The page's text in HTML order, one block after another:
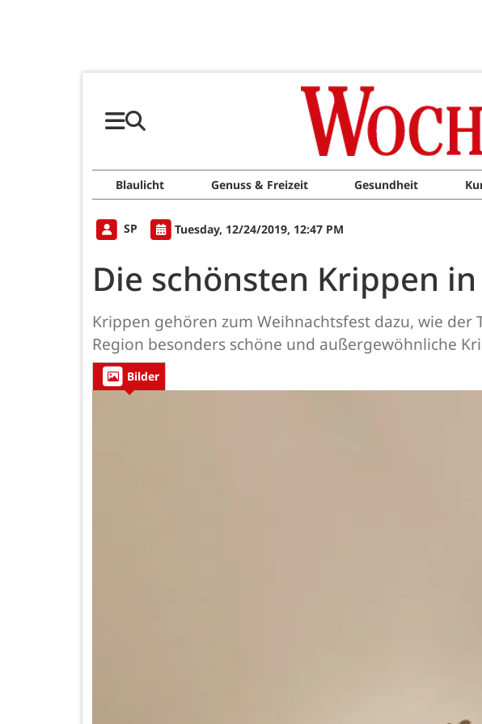
Blaulicht Genuss & Freizeit Gesundheit
SP Tuesday, 12/24/2019, 12:47 PM
Die schönsten Krippen
Krippen gehören zum Weihnachtsfest dazu, wie
Region besonders schöne und außergewöhnliche
Bilder